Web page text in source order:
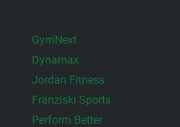
GymNext
Dynamax
Jordan Fitness
Franziski Sports
Perform Better